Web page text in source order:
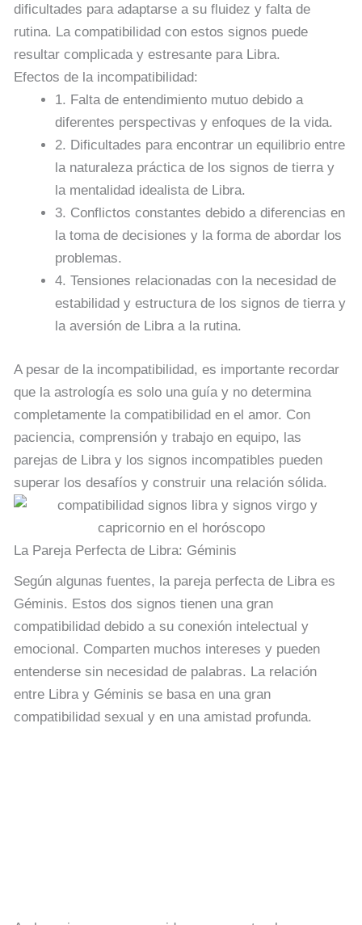
dificultades para adaptarse a su fluidez y falta de
rutina. La compatibilidad con estos signos puede
resultar complicada y estresante para Libra.
Efectos de la incompatibilidad:
1. Falta de entendimiento mutuo debido a
diferentes perspectivas y enfoques de la vida.
2. Dificultades para encontrar un equilibrio entre
la naturaleza práctica de los signos de tierra y
la mentalidad idealista de Libra.
3. Conflictos constantes debido a diferencias en
la toma de decisiones y la forma de abordar los
problemas.
4. Tensiones relacionadas con la necesidad de
estabilidad y estructura de los signos de tierra y
la aversión de Libra a la rutina.
A pesar de la incompatibilidad, es importante recordar
que la astrología es solo una guía y no determina
completamente la compatibilidad en el amor. Con
paciencia, comprensión y trabajo en equipo, las
parejas de Libra y los signos incompatibles pueden
superar los desafíos y construir una relación sólida.
La Pareja Perfecta de Libra: Géminis
Según algunas fuentes, la pareja perfecta de Libra es
Géminis. Estos dos signos tienen una gran
compatibilidad debido a su conexión intelectual y
emocional. Comparten muchos intereses y pueden
entenderse sin necesidad de palabras. La relación
entre Libra y Géminis se basa en una gran
compatibilidad sexual y en una amistad profunda.